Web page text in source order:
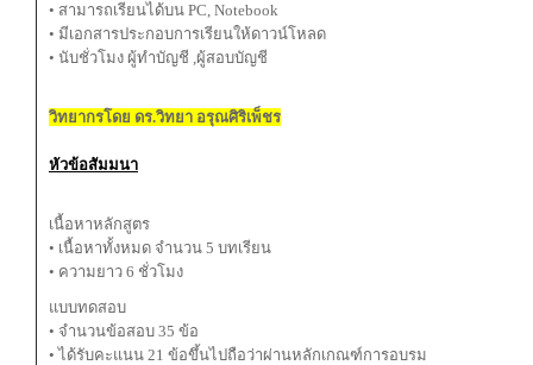
• สามารถเรียนได้บน PC, Notebook
• มีเอกสารประกอบการเรียนให้ดาวน์โหลด
• นับชั่วโมง ผู้ทำบัญชี ,ผู้สอบบัญชี
วิทยากรโดย ดร.วิทยา อรุณศิริเพ็ชร
หัวข้อสัมมนา
เนื้อหาหลักสูตร
• เนื้อหาทั้งหมด จำนวน 5 บทเรียน
• ความยาว 6 ชั่วโมง
แบบทดสอบ
• จำนวนข้อสอบ 35 ข้อ
• ได้รับคะแนน 21 ข้อขึ้นไปถือว่าผ่านหลักเกณฑ์การอบรม